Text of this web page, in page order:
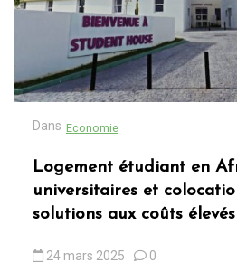
Dans Economie
Logement étudiant en
universitaires et
solutions aux coûts élevés
24 mars 2025 0